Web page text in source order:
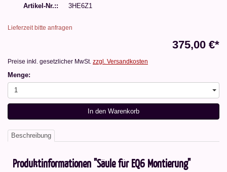
Artikel-Nr.:
3HE6Z1
Lieferzeit bitte anfragen
375,00 €*
Preise inkl. gesetzlicher MwSt. zzgl. Versandkosten
Menge:
1
In den Warenkorb
Beschreibung
Produktinformationen "Säule für EQ6 Montierung"